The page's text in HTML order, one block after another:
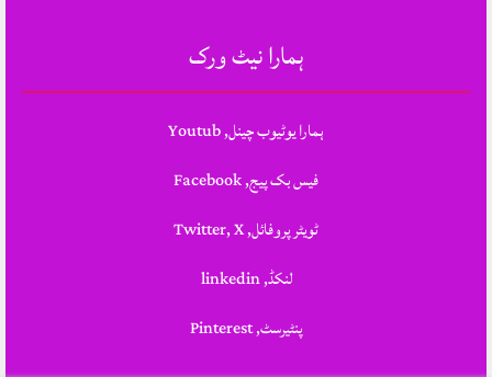
ہمارا نیٹ ورک
ہمارا یوٹیوب چینل, Youtub
فیس بک پیج, Facebook
ٹویٹر پروفائل, Twitter, X
لنکڈ, linkedin
پنٹیرسٹ, Pinterest